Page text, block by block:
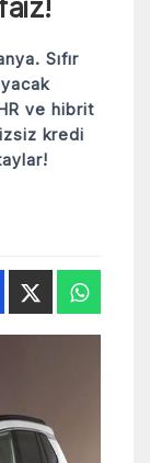
Sıfır
ve hibrit
kredi